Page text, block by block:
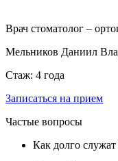
Врач стоматолог –
Мельников Даниил
Стаж: 4 года
Записаться на прием
Частые вопросы
Как долго